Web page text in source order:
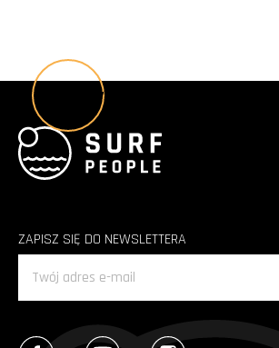
Wszystkie poradniki
ZAPISZ SIĘ DO NEWSLETTERA
Facebook YouTube